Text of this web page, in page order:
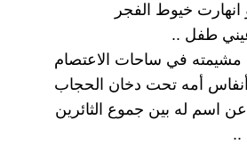
انهارت خيوط الفجر
طفل ..
في ساحات الاعتصام
أمه تحت دخان الحجاب
اسم له بين جموع الثائرين
..